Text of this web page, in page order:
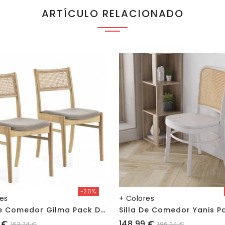
ARTÍCULO RELACIONADO
-20%
S
Illa De Comedor Gilma Pack De 2
+ Colores